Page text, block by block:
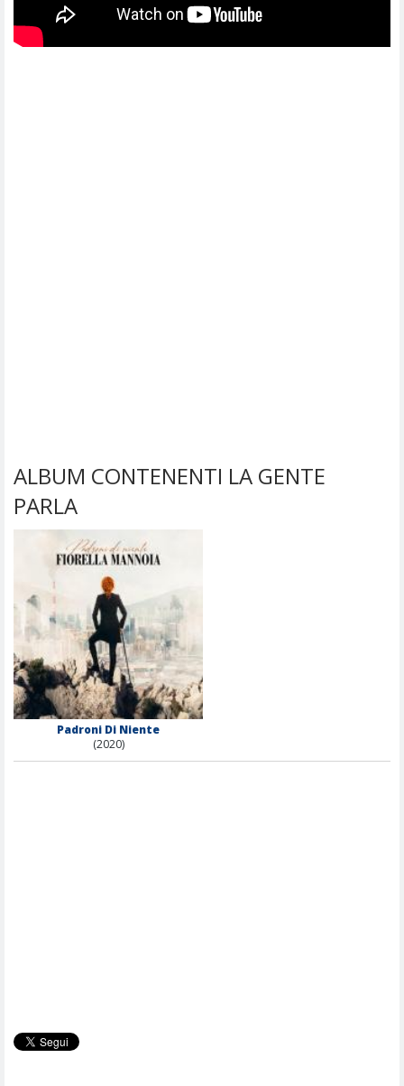
ALBUM CONTENENTI LA GENTE
PARLA
Padroni Di Niente
(2020)